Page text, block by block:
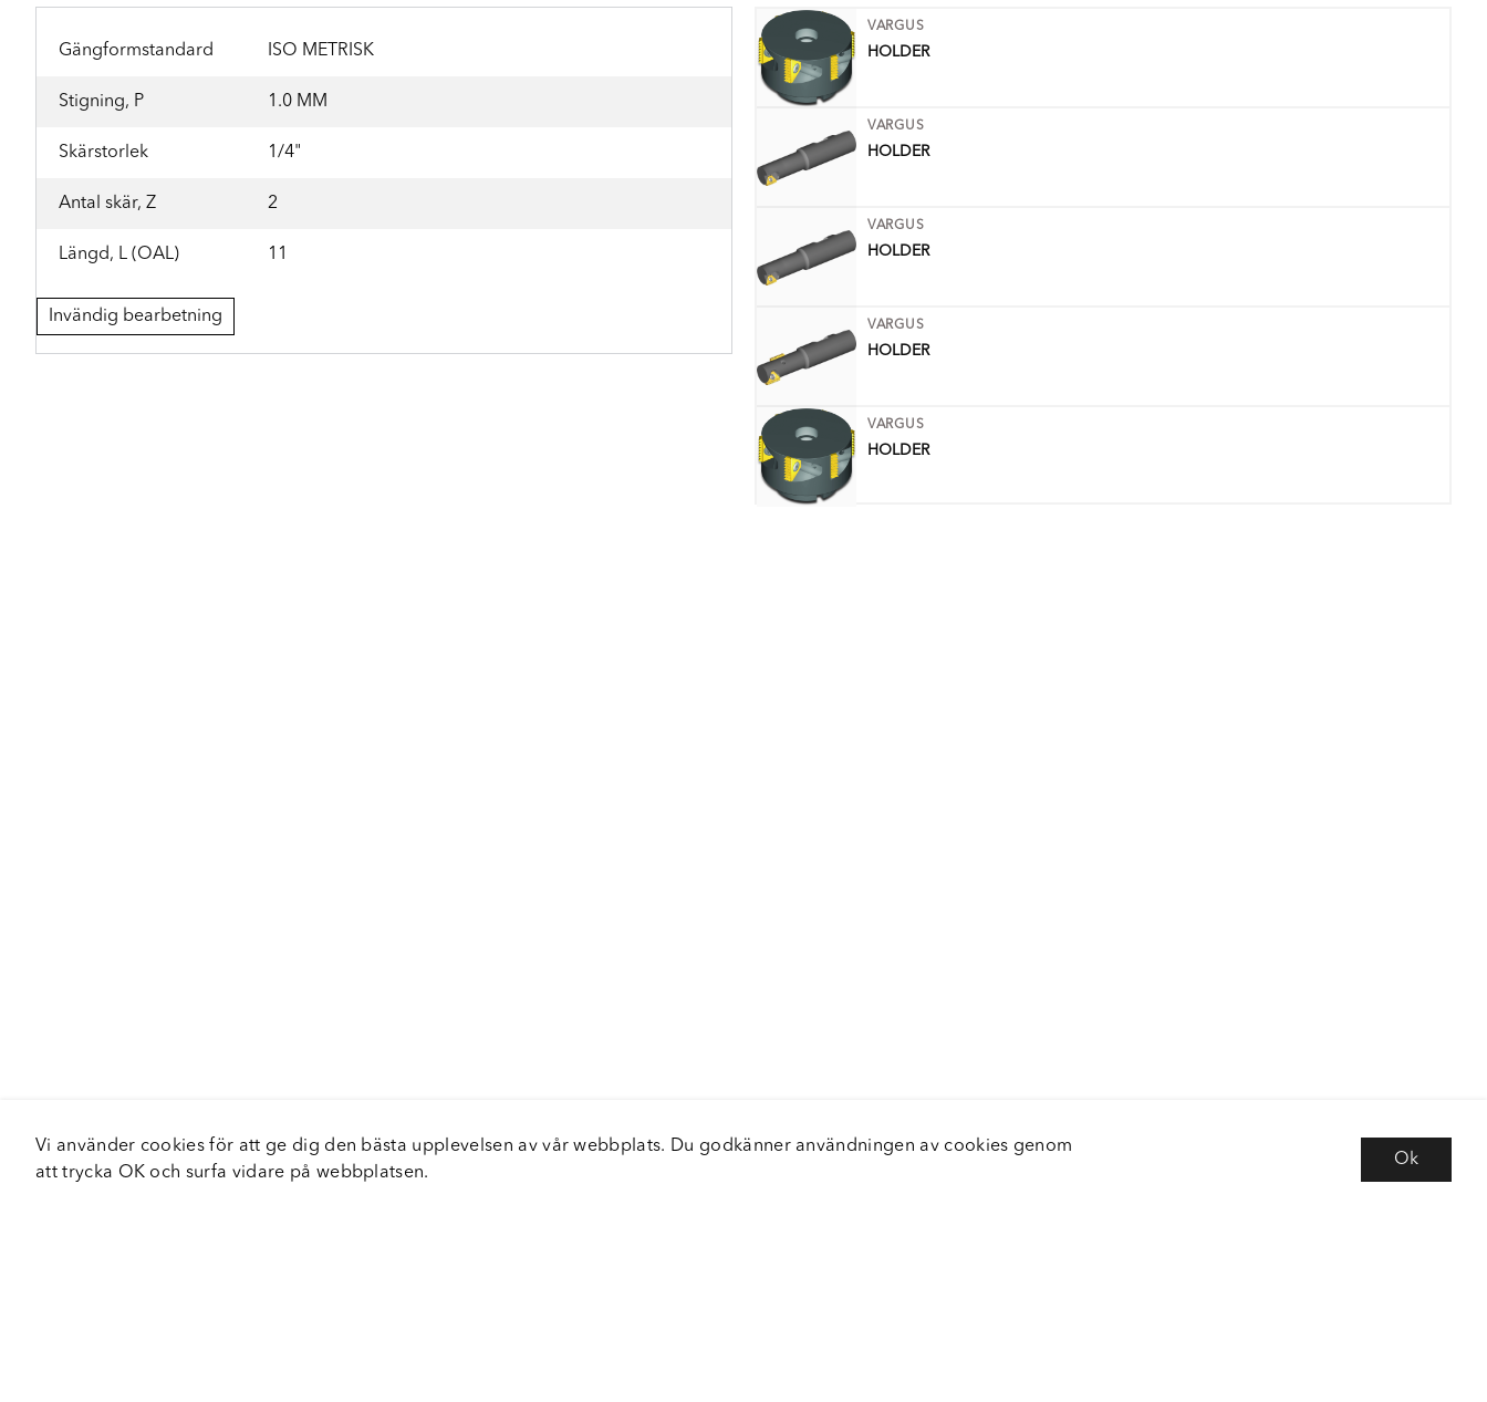
Gängformstandard ISO METRISK
Stigning, P 1.0 MM
Skärstorlek 1/4"
Antal skär, Z 2
Längd, L (OAL) 11
Invändig bearbetning
VARGUS
HOLDER
VARGUS
HOLDER
VARGUS
HOLDER
VARGUS
HOLDER
VARGUS
HOLDER
Vi använder cookies för att ge dig den bästa upplevelsen av vår webbplats. Du godkänner användningen av cookies genom
att trycka OK och surfa vidare på webbplatsen.
Ok